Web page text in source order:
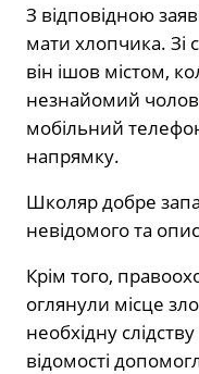
З відповідною
мати хлопчика. Зі
він ішов містом,
незнайомий
мобільний
напрямку.
Школяр добре
невідомого та
Крім того,
оглянули місце
необхідну
відомості